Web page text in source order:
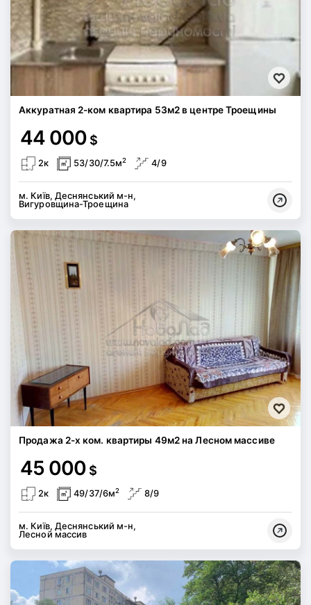
Аккуратная 2-ком квартира 53м2 в центре Троещины
44 000 $
2к 53/30/7.5м2 4/9
м. Київ, Деснянський м-н,
Вигуровщина-Троещина
Продажа 2-х ком. квартиры 49м2 на Лесном массиве
45 000 $
2к 49/37/6м2 8/9
м. Київ, Деснянський м-н,
Лесной массив